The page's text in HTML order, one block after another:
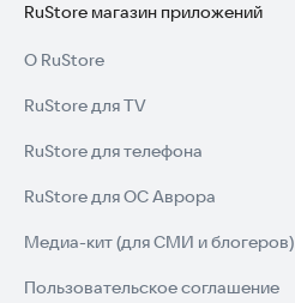
RuStore магазин приложений
О RuStore
RuStore для TV
RuStore для телефона
RuStore для ОС Аврора
Медиа-кит (для СМИ и блогеров)
Пользовательское соглашение